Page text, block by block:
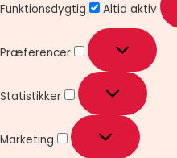
Funktionsdygtig Altid aktiv
Præferencer
Statistikker
Marketing